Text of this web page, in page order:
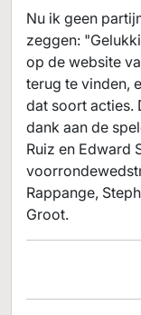
Nu ik geen
zeggen:
op de website
terug te vinden,
dat soort acties.
dank aan de
Ruiz en Edward
Rappange,
Groot.